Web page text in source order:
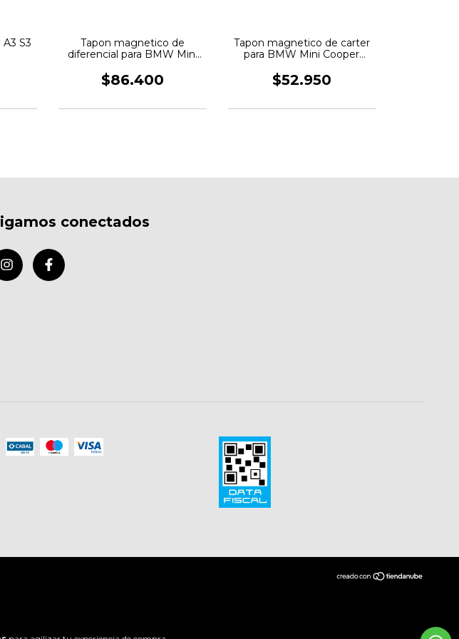
S3
Tapon magnetico de
diferencial para BMW Mini
$86.400
Tapon magnetico de carter
para BMW Mini Cooper
$52.950
conectados